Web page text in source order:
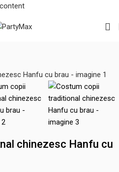
chinezesc Hanfu cu